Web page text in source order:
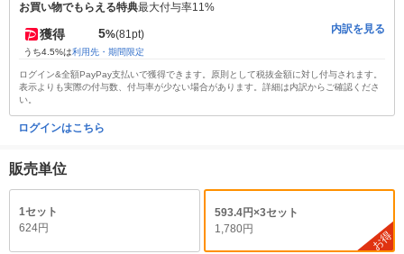
お買い物でもらえる特典最大付与率11%
獲得 5%(81pt)
うち4.5%は利用先・期間限定
内訳を見る
ログイン&全額PayPay支払いで獲得できます。原則として税抜金額に対し付与されます。
表示よりも実際の付与数、付与率が少ない場合があります。詳細は内訳からご確認くださ
い。
ログインはこちら
販売単位
1セット
624円
593.4円×3セット
1,780円
お得